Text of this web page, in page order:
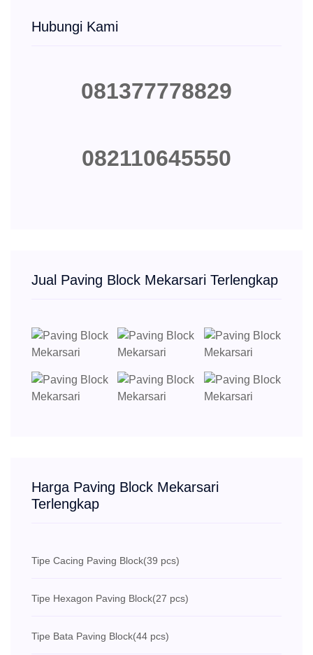
Hubungi Kami
081377778829
082110645550
Jual Paving Block Mekarsari Terlengkap
Harga Paving Block Mekarsari
Terlengkap
Tipe Cacing Paving Block(39 pcs)
Tipe Hexagon Paving Block(27 pcs)
Tipe Bata Paving Block(44 pcs)